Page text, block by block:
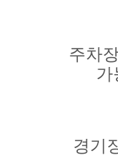
주차
가
경기